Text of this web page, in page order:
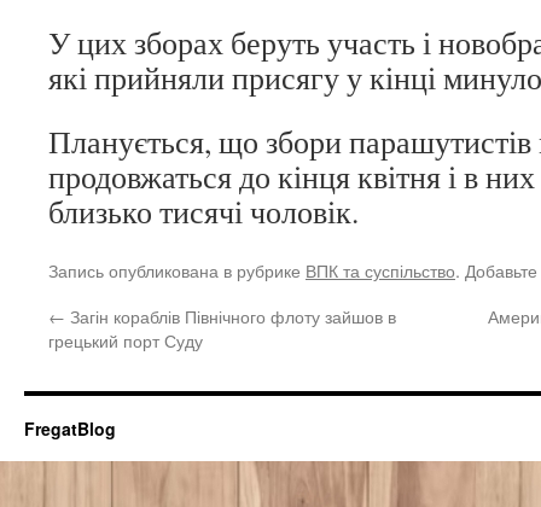
У цих зборах беруть участь і
які прийняли присягу у кінці
Планується, що збори парашутистів
продовжаться до кінця квітня і в
близько тисячі чоловік.
Запись опубликована в рубрике ВПК та суспільство.
← Загін кораблів Північного флоту зайшов в
грецький порт Суду
FregatBlog